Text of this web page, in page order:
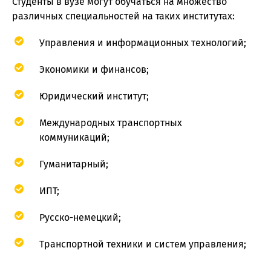
различных специальностей на таких институтах:
Управления и информационных технологий;
Экономики и финансов;
Юридический институт;
Международных транспортных
коммуникаций;
Гуманитарный;
ИПТ;
Русско-немецкий;
Транспортной техники и систем управления;